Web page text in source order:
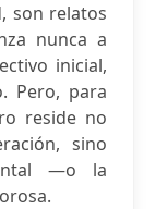
son relatos
nunca a
inicial,
Pero, para
reside no
sino
—o la